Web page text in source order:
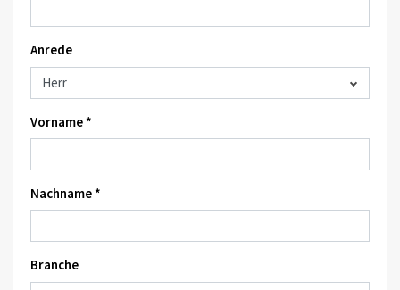
Anrede
Vorname *
Nachname *
Branche